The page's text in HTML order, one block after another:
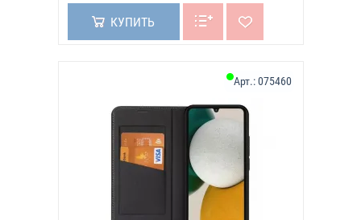
КУПИТЬ
Арт.:075460